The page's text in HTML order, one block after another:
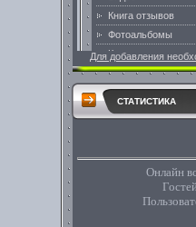
Для добавления
СТАТИСТИКА
Онлайн